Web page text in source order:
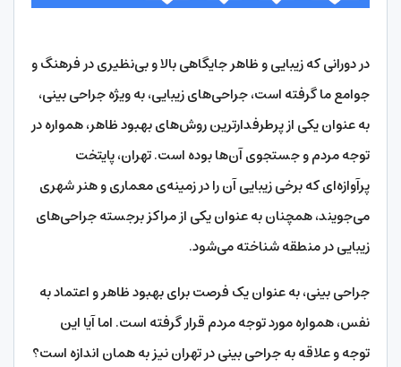
در دورانی که زیبایی و ظاهر جایگاهی بالا و بی‌نظیری در فرهنگ و
جوامع ما گرفته است، جراحی‌های زیبایی، به ویژه جراحی بینی،
به عنوان یکی از پرطرفدارترین روش‌های بهبود ظاهر، همواره در
توجه مردم و جستجوی آن‌ها بوده است. تهران، پایتخت
پرآوازه‌ای که برخی زیبایی آن را در زمینه‌ی معماری و هنر شهری
می‌جویند، همچنان به عنوان یکی از مراکز برجسته جراحی‌های
زیبایی در منطقه شناخته می‌شود.
جراحی بینی، به عنوان یک فرصت برای بهبود ظاهر و اعتماد به
نفس، همواره مورد توجه مردم قرار گرفته است. اما آیا این
توجه و علاقه به جراحی بینی در تهران نیز به همان اندازه است؟